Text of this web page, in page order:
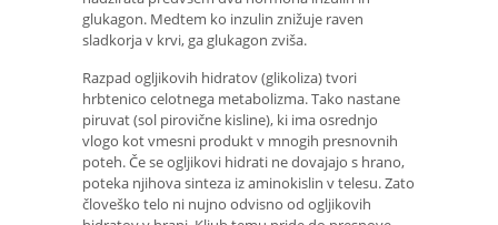
glukagon. Medtem ko inzulin znižuje raven
sladkorja v krvi, ga glukagon zviša.
Razpad ogljikovih hidratov (glikoliza) tvori
hrbtenico celotnega metabolizma. Tako nastane
piruvat (sol pirovične kisline), ki ima osrednjo
vlogo kot vmesni produkt v mnogih presnovnih
poteh. Če se ogljikovi hidrati ne dovajajo s hrano,
poteka njihova sinteza iz aminokislin v telesu. Zato
človeško telo ni nujno odvisno od ogljikovih